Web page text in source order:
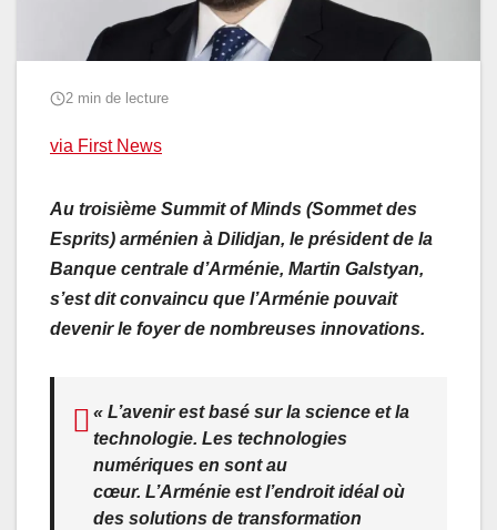
2 min de lecture
via First News
Au troisième Summit of Minds (Sommet des
Esprits) arménien à Dilidjan, le président de la
Banque centrale d’Arménie, Martin Galstyan,
s’est dit convaincu que l’Arménie pouvait
devenir le foyer de nombreuses innovations.
« L’avenir est basé sur la science et la
technologie. Les technologies
numériques en sont au
cœur. L’Arménie est l’endroit idéal où
des solutions de transformation